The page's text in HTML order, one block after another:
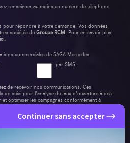
Continuer sans accepter
renseigner au moins un numéro de téléphone
pour répondre à votre demande. Vos données
sociétés du Groupe RCM . Pour en savoir plus
commerciales de SAGA Mercedes
par SMS
de recevoir nos communications. Ces
de suivi pour l'analyse du taux d'ouverture à des
optimiser les campagnes conformément à